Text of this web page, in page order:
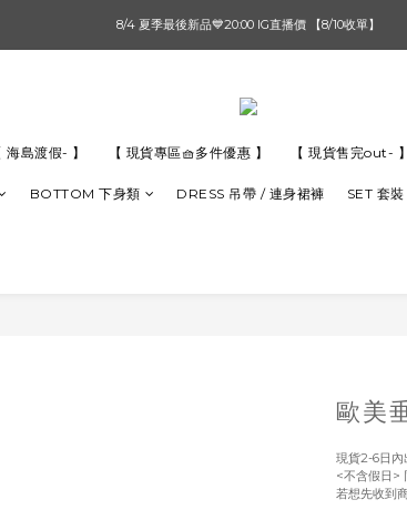
單筆滿$1000【先付款】 / 滿$2000【超取付款】 🚚免運費
8/4 夏季最後新品💙20:00 IG直播價 【8/10收單】
海島渡假- 】 【 現貨專區🧺多件優惠 】 【 現貨售完out- 】
BOTTOM 下身類 DRESS 吊帶 / 連身裙褲 SET 套裝
歐美
現貨2-6日內
<不含假日>
若想先收到